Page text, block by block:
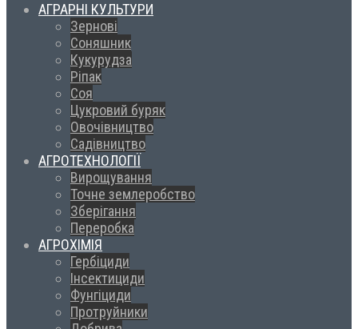
АГРАРНІ КУЛЬТУРИ
Зернові
Соняшник
Кукурудза
Ріпак
Соя
Цукровий буряк
Овочівництво
Садівництво
АГРОТЕХНОЛОГІЇ
Вирощування
Точне землеробство
Зберігання
Переробка
АГРОХІМІЯ
Гербіциди
Інсектициди
Фунгіциди
Протруйники